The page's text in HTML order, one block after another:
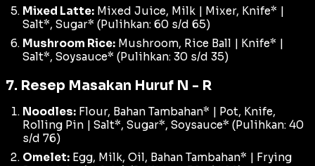
Mixed Latte: Mixed Juice, Milk | Mixer, Knife* |
Salt*, Sugar* (Pulihkan: 60 s/d 65)
Mushroom Rice: Mushroom, Rice Ball | Knife* |
Salt*, Soysauce* (Pulihkan: 30 s/d 35)
7. Resep Masakan Huruf N - R
Noodles: Flour, Bahan Tambahan* | Pot, Knife,
Rolling Pin | Salt*, Sugar*, Soysauce* (Pulihkan: 40
s/d 76)
Omelet: Egg, Milk, Oil, Bahan Tambahan* | Frying